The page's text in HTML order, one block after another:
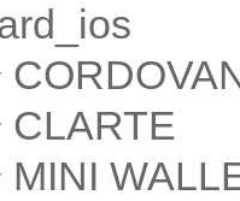
CLARTE
MINI